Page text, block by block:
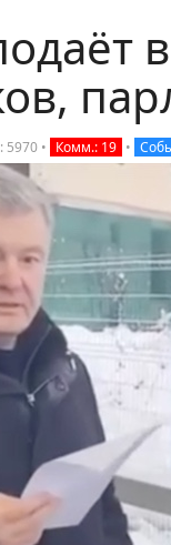
в
5970 • Комм.: 19 •